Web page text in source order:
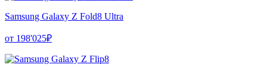
Samsung Galaxy Z Fold8 Ultra
от 198'025₽